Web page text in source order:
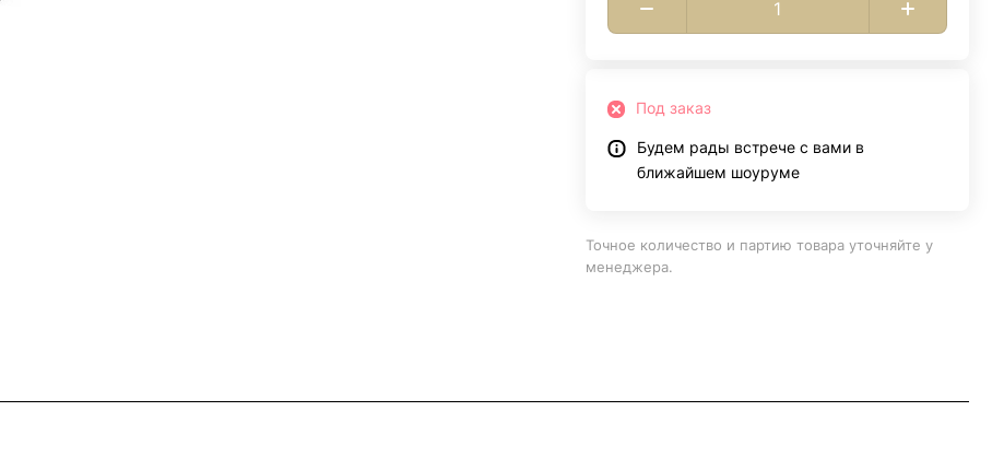
Под заказ
Будем рады встрече с вами в
ближайшем шоуруме
Точное количество и партию товара уточняйте у
менеджера.